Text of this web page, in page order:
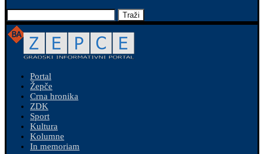
Traži
Portal
Žepče
Crna hronika
ZDK
Sport
Kultura
Kolumne
In memoriam